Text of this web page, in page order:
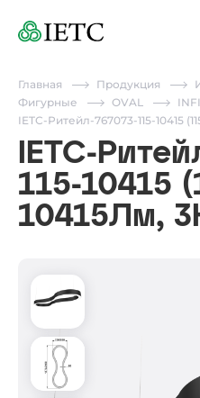
Главная Продукция
Фигурные
OVAL
IETC-Ритейл-767073-115-10415
IETC-
115-10415
10415Лм,